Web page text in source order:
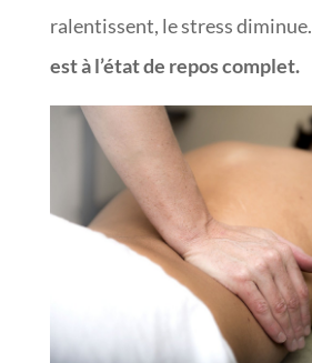
ralentissent, le stress diminue.
est à l’état de repos complet.